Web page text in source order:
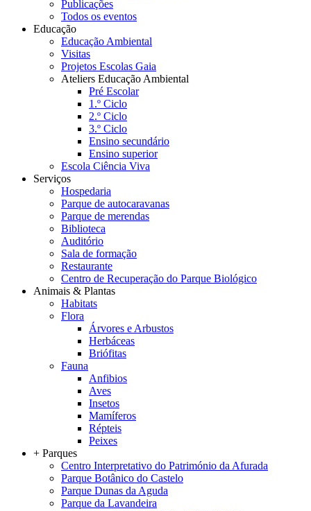
Publicações
Todos os eventos
Educação
Educação Ambiental
Visitas
Projetos Escolas Gaia
Ateliers Educação Ambiental
Pré Escolar
1.º Ciclo
2.º Ciclo
3.º Ciclo
Ensino secundário
Ensino superior
Escola Ciência Viva
Serviços
Hospedaria
Parque de autocaravanas
Parque de merendas
Biblioteca
Auditório
Sala de formação
Restaurante
Centro de Recuperação do Parque Biológico
Animais & Plantas
Habitats
Flora
Árvores e Arbustos
Herbáceas
Briófitas
Fauna
Anfibios
Aves
Insetos
Mamíferos
Répteis
Peixes
+ Parques
Centro Interpretativo do Património da Afurada
Parque Botânico do Castelo
Parque Dunas da Aguda
Parque da Lavandeira